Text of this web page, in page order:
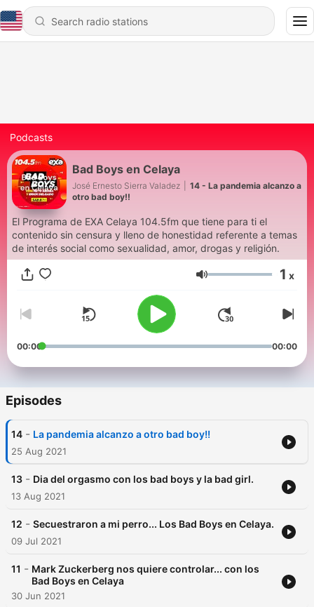
Podcasts
Bad Boys en Celaya
José Ernesto Sierra Valadez
14 - La pandemia alcanzo a
otro bad boy!!
El Programa de EXA Celaya 104.5fm que tiene para ti el
contenido sin censura y lleno de honestidad referente a temas
de interés social como sexualidad, amor, drogas y religión.
Volume 1 x
00:00 00:00
Episodes
14 - La pandemia alcanzo a otro bad boy!!
25 Aug 2021
13 - Dia del orgasmo con los bad boys y la bad girl.
13 Aug 2021
12 - Secuestraron a mi perro... Los Bad Boys en Celaya.
09 Jul 2021
11 - Mark Zuckerberg nos quiere controlar... con los
Bad Boys en Celaya
30 Jun 2021